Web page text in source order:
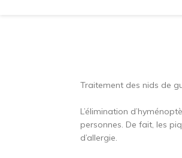
Traitement des nids de
L’élimination
personnes. De fait, les
d’allergie.